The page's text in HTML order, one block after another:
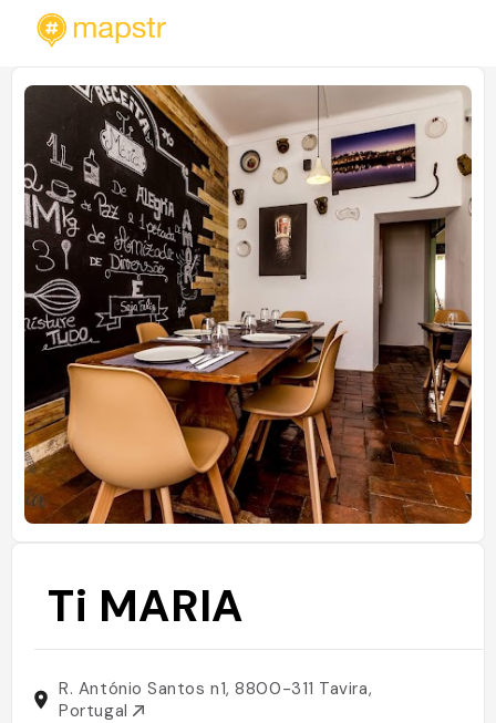
Ti MARIA
R. António Santos n1, 8800-311 Tavira,
Portugal